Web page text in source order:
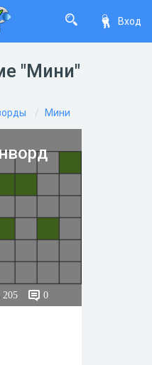
Вход
"Мини"
Мини
205 0